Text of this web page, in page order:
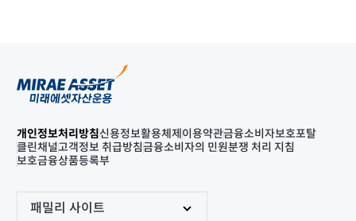
개인정보처리방침신용정보활용체제 이용약관금융소비자보호포탈
클린채널고객정보 취급방침금융소비자의 민원분쟁 처리 지침
보호금융상품등록부
패밀리 사이트